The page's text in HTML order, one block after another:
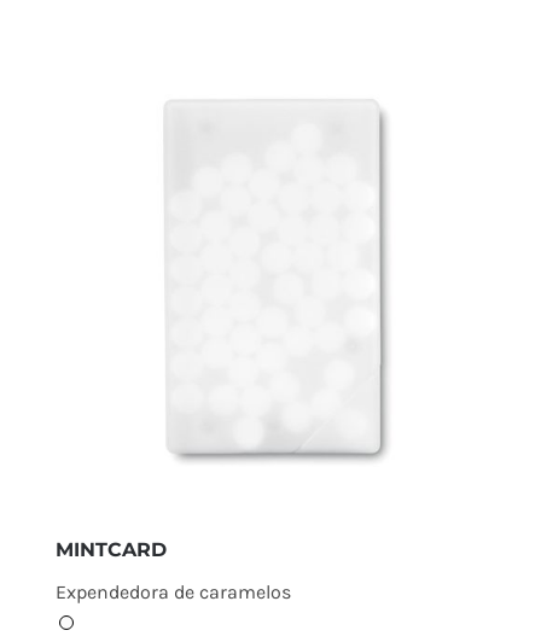
MINTCARD
Expendedora de caramelos